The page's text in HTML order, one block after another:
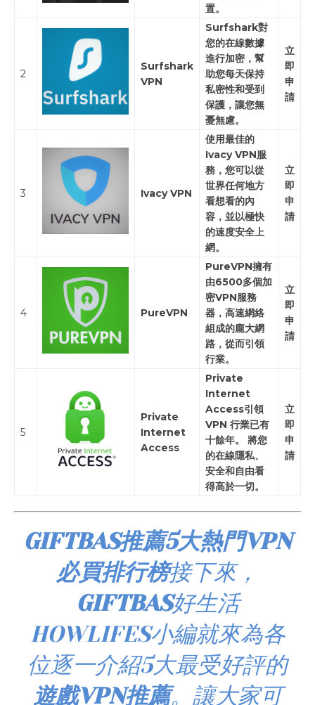
置。
2
Surfshark
VPN
Surfshark對
您的在線數據
進行加密，幫
助您每天保持
私密性和受到
保護，讓您無
憂無慮。
立
即
申
請
3 Ivacy VPN
使用最佳的
Ivacy VPN服
務，您可以從
世界任何地方
看想看的內
容，並以極快
的速度安全上
網。
立
即
申
請
4 PureVPN
PureVPN擁有
由6500多個加
密VPN服務
器，高速網絡
組成的龐大網
路，從而引領
行業。
立
即
申
請
5
Private
Internet
Access
Private
Internet
Access引領
VPN 行業已有
十餘年。 將您
的在線隱私、
安全和自由看
得高於一切。
立
即
申
請
GIFTBAS推薦5大熱門VPN
必買排行榜接下來，
GIFTBAS好生活
HOWLIFES小編就來為各
位逐一介紹5大最受好評的
遊戲VPN推薦。讓大家可